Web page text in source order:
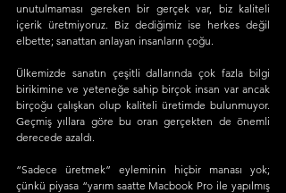
unutulmaması gereken bir gerçek var, biz kaliteli
içerik üretmiyoruz. Biz dediğimiz ise herkes değil
elbette; sanattan anlayan insanların çoğu.
Ülkemizde sanatın çeşitli dallarında çok fazla bilgi
birikimine ve yeteneğe sahip birçok insan var ancak
birçoğu çalışkan olup kaliteli üretimde bulunmuyor.
Geçmiş yıllara göre bu oran gerçekten de önemli
derecede azaldı.
“Sadece üretmek” eyleminin hiçbir manası yok;
çünkü piyasa “yarım saatte Macbook Pro ile yapılmış